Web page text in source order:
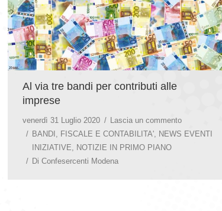
Al via tre bandi per contributi alle
imprese
venerdì 31 Luglio 2020
Lascia un commento
BANDI
FISCALE E CONTABILITA'
NEWS EVENTI
INIZIATIVE
NOTIZIE IN PRIMO PIANO
Di Confesercenti Modena